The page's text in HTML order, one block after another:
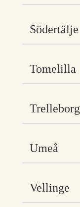
Södertälje
Tomelilla
Trelleborg
Umeå
Vellinge